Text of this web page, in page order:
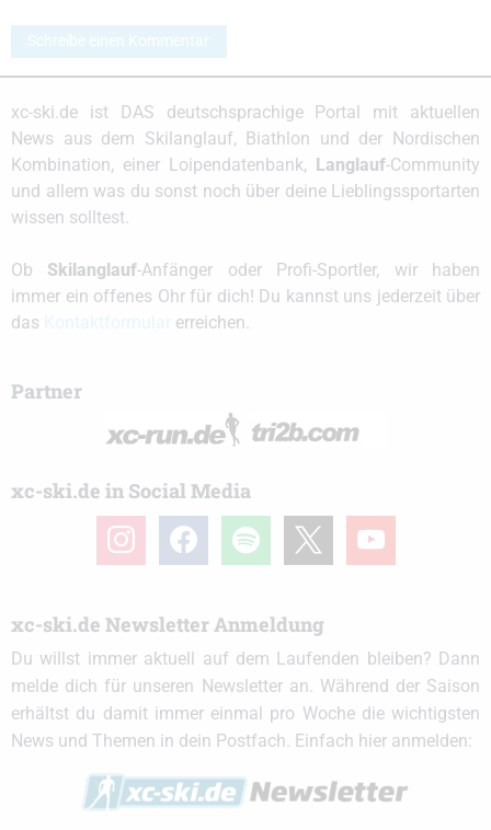
Schreibe einen Kommentar
xc-ski.de ist DAS deutschsprachige Portal mit aktuellen
News aus dem Skilanglauf, Biathlon und der Nordischen
Kombination, einer Loipendatenbank,
Langlauf-Community
und allem was du sonst noch über deine Lieblingssportarten
wissen solltest.
Ob Skilanglauf-Anfänger oder Profi-Sportler, wir haben
immer ein offenes Ohr für dich! Du kannst uns jederzeit über
das
erreichen.
Partner
xc-ski.de in Social Media
instagramfacebook spotify youtube
xc-ski.de Newsletter Anmeldung
Du willst immer aktuell auf dem Laufenden bleiben? Dann
melde dich für unseren Newsletter an. Während der Saison
erhältst du damit immer einmal pro Woche die wichtigsten
News und Themen in dein Postfach. Einfach hier anmelden: